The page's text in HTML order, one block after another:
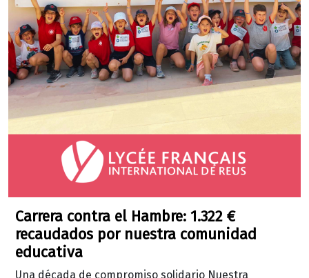
Carrera contra el Hambre: 1.322 €
recaudados por nuestra comunidad
educativa
Una década de compromiso solidario Nuestra